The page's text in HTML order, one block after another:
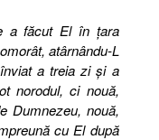
a făcut El în ţara
atârnându-L
a treia zi şi a
norodul, ci nouă,
Dumnezeu, nouă,
cu El după